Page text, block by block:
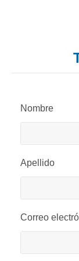
Nombre
Apellido
Correo